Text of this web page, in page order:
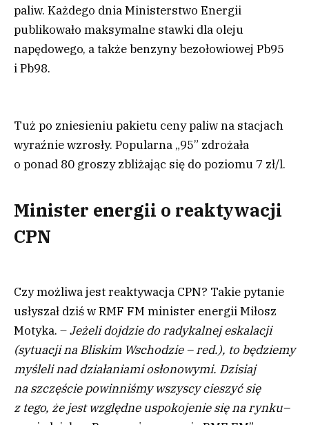
paliw. Każdego dnia Ministerstwo Energii
publikowało maksymalne stawki dla oleju
napędowego, a także benzyny bezołowiowej Pb95
i Pb98.
Tuż po zniesieniu pakietu ceny paliw na stacjach
wyraźnie wzrosły. Popularna „95” zdrożała
o ponad 80 groszy zbliżając się do poziomu 7 zł/l.
Minister energii o reaktywacji
CPN
Czy możliwa jest reaktywacja CPN? Takie pytanie
usłyszał dziś w RMF FM minister energii Miłosz
Motyka. –Jeżeli dojdzie do radykalnej eskalacji
(sytuacji na Bliskim Wschodzie – red.), to będziemy
myśleli nad działaniami osłonowymi. Dzisiaj
na szczęście powinniśmy wszyscy cieszyć się
z tego, że jest względne uspokojenie się na rynku–